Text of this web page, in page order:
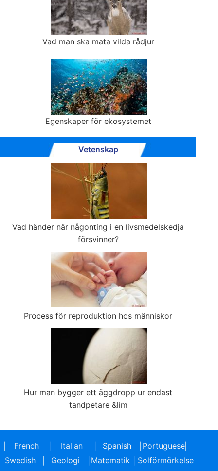
Vad man ska mata vilda rådjur
Egenskaper för ekosystemet
Vetenskap
Vad händer när någonting i en livsmedelskedja
försvinner?
Process för reproduktion hos människor
Hur man bygger ett äggdropp ur endast
tandpetare &lim
French Italian Spanish Portuguese|
Swedish
Geologi Matematik Solförmörkelse